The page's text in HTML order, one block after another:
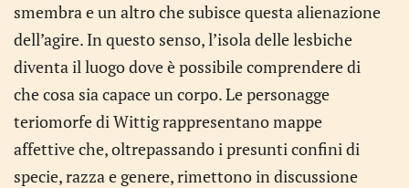
smembra e un altro che subisce questa alienazione
dell’agire. In questo senso, l’isola delle lesbiche
diventa il luogo dove è possibile comprendere di
che cosa sia capace un corpo. Le personagge
teriomorfe di Wittig rappresentano mappe
affettive che, oltrepassando i presunti confini di
specie, razza e genere, rimettono in discussione